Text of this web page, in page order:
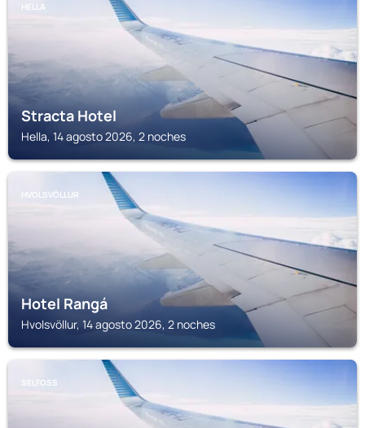
HELLA
Stracta Hotel
Hella, 14 agosto 2026, 2 noches
HVOLSVÖLLUR
Hotel Rangá
Hvolsvöllur, 14 agosto 2026, 2 noches
SELFOSS